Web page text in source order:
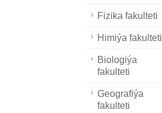
Fizika fakulteti
Himiýa fakulteti
Biologiýa
fakulteti
Geografiýa
fakulteti